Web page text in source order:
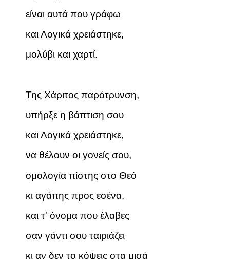
είναι αυτά που γράφω
και Λογικά χρειάστηκε,
μολύβι και χαρτί.
Της Χάριτος παρότρυνση,
υπήρξε η βάπτιση σου
και Λογικά χρειάστηκε,
να θέλουν οι γονείς σου,
ομολογία πίστης στο Θεό
κι αγάπης προς εσένα,
και τ' όνομα που έλαβες
σαν γάντι σου ταιριάζει
κι αν δεν το κόψεις στα μισά